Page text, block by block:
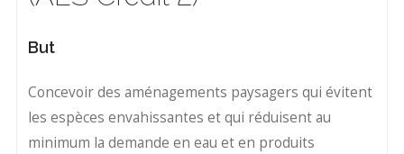
But
Concevoir des aménagements paysagers qui évitent
les espèces envahissantes et qui réduisent au
minimum la demande en eau et en produits